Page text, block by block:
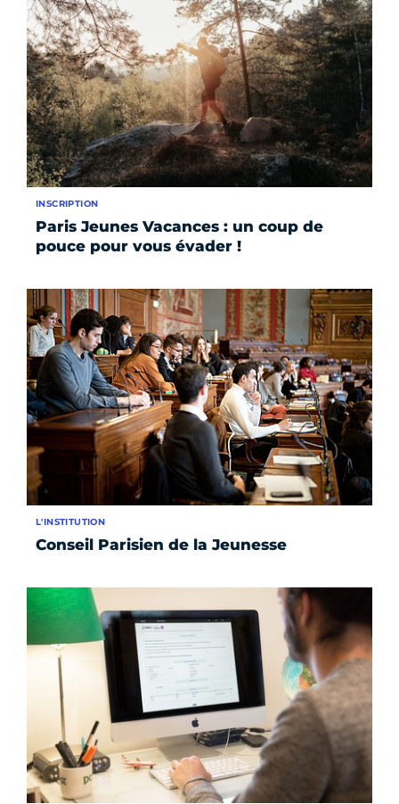
Paris Jeunes Vacances : un coup de
pouce pour vous évader !
INSCRIPTION
Conseil Parisien de la Jeunesse
L'INSTITUTION